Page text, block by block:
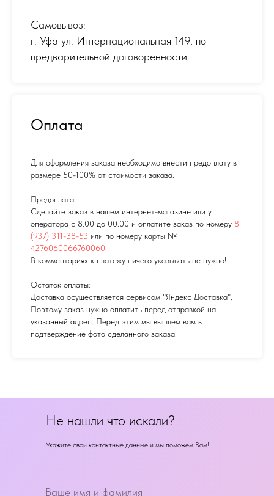
Самовывоз:
г. Уфа ул. Интернациональная 149, по
предварительной договоренности.
Оплата
Для оформления заказа необходимо внести предоплату в
размере 50-100% от стоимости заказа.
Предоплата:
Сделайте заказ в нашем интернет-магазине или у
оператора с 8.00 до 00.00 и оплатите заказ по номеру 8
(937) 311-38-53 или по номеру карты №
4276060066760060
В комментариях к платежу ничего указывать не нужно!
Остаток оплаты:
Доставка осуществляется сервисом "Яндекс Доставка".
Поэтому заказ нужно оплатить перед отправкой на
указанный адрес. Перед этим мы вышлем вам в
подтверждение фото сделанного заказа.
Не нашли что искали?
Укажите свои контактные данные и мы поможем Вам!